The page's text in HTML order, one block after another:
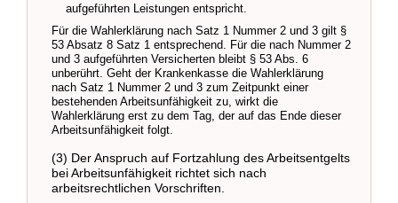
aufgeführten Leistungen entspricht.
Für die Wahlerklärung nach Satz 1 Nummer 2 und 3 gilt §
53 Absatz 8 Satz 1 entsprechend. Für die nach Nummer 2
und 3 aufgeführten Versicherten bleibt § 53 Abs. 6
unberührt. Geht der Krankenkasse die Wahlerklärung
nach Satz 1 Nummer 2 und 3 zum Zeitpunkt einer
bestehenden Arbeitsunfähigkeit zu, wirkt die
Wahlerklärung erst zu dem Tag, der auf das Ende dieser
Arbeitsunfähigkeit folgt.
(3) Der Anspruch auf Fortzahlung des Arbeitsentgelts
bei Arbeitsunfähigkeit richtet sich nach
arbeitsrechtlichen Vorschriften.